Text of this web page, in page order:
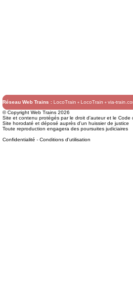
Réseau Web Trains : LocoTrain LocoTrain via-
© Copyright Web Trains 2026
Site et contenu protégés par le droit d'auteur et le Code
Site horodaté et déposé auprès d'un huissier de justice
Toute reproduction engagera des poursuites judiciaires
Confidentialité - Conditions d'utilisation